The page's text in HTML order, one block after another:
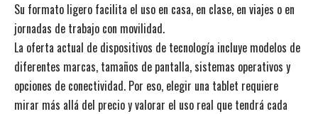
Su formato ligero facilita el uso en casa, en clase, en viajes o en
jornadas de trabajo con movilidad.
La oferta actual de dispositivos de tecnología incluye modelos de
diferentes marcas, tamaños de pantalla, sistemas operativos y
opciones de conectividad. Por eso, elegir una tablet requiere
mirar más allá del precio y valorar el uso real que tendrá cada